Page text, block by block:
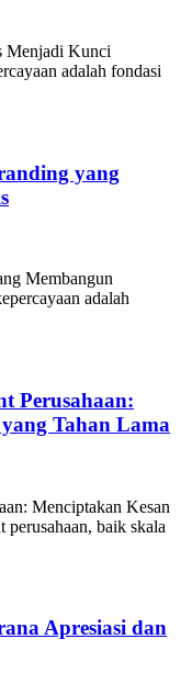
Menjadi Kunci
adalah fondasi
yang
Membangun
adalah
Perusahaan:
Tahan Lama
Menciptakan Kesan
perusahaan, baik skala
Apresiasi dan